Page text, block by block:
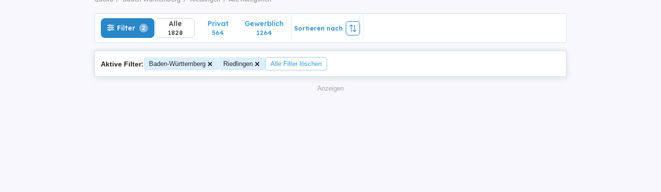
Filter 2 Alle
1828
Privat
564
Gewerblich
1264
Sortieren nach
Aktive Filter: Baden-Württemberg Riedlingen Alle Filter löschen
Anzeigen